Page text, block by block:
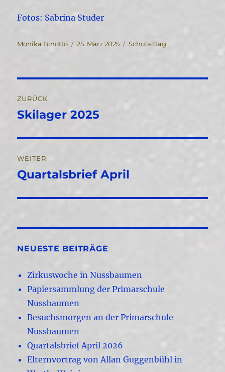
Fotos: Sabrina Studer
Autor
Monika Binotto
Veröffentlicht
25. März 2025 Kategorien
Schulalltag
ZURÜCK
Vorheriger
Skilager 2025
WEITER
Nächster
Quartalsbrief April
NEUESTE BEITRÄGE
Zirkuswoche in Nussbaumen
Papiersammlung der Primarschule
Nussbaumen
Besuchsmorgen an der Primarschule
Nussbaumen
Quartalsbrief April 2026
Elternvortrag von Allan Guggenbühl in